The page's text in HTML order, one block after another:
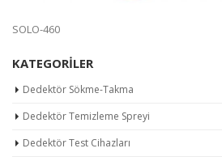
SOLO-460
KATEGORILER
Dedektör Sökme-Takma
Dedektör Temizleme Spreyi
Dedektör Test Cihazları